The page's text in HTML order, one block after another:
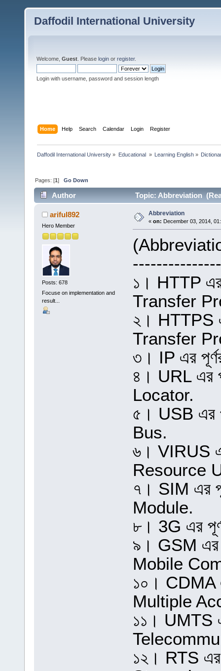
Daffodil International University
Welcome, Guest . Please login or register.
Login with username, password and session length
Home Help Search Calendar Login Register
Daffodil International University » Educational » Learning English»
Pages: [1]Go Down
Author Topic: Abbreviation
ariful892
Hero Member
Posts: 678
Focuse on implementation and
result...
Abbreviation
« on: December 03, 2014,
১। HTTP
Transfer
২। HTTPS
Transfer
৩। IP এর
৪। URL এর
Locator.
৫। USB এর
Bus.
৬। VIRUS
Resource
৭। SIM এর
Module.
৮। 3G এর
৯। GSM
Mobile
১০। CDMA
Multiple
১১। UMTS
১২। RTS